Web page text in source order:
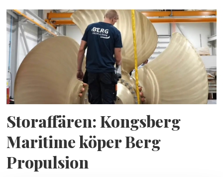
Storaffären: Kongsberg
Maritime köper Berg
Propulsion